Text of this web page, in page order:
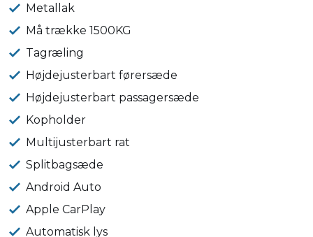
Metallak
Må trække 1500KG
Tagræling
Højdejusterbart førersæde
Højdejusterbart passagersæde
Kopholder
Multijusterbart rat
Splitbagsæde
Android Auto
Apple CarPlay
Automatisk lys